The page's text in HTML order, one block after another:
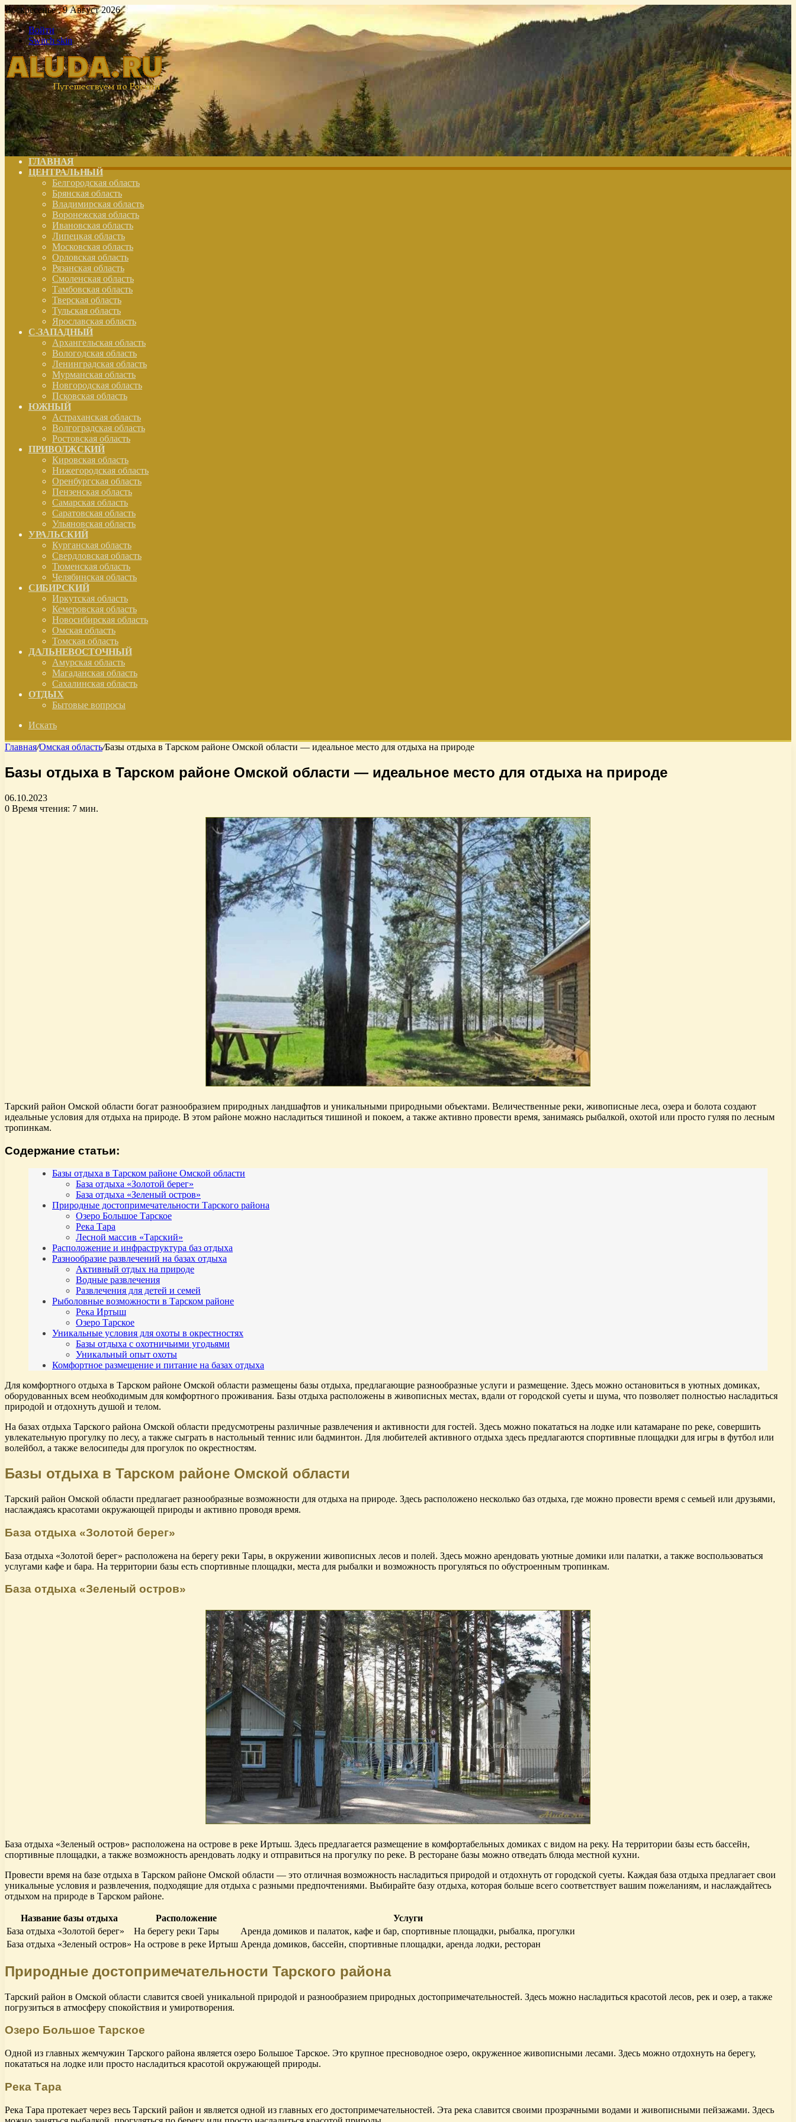
Воскресенье , 9 Август 2026
Войти
Switch skin
ГЛАВНАЯ
ЦЕНТРАЛЬНЫЙ
Белгородская область
Брянская область
Владимирская область
Воронежская область
Ивановская область
Липецкая область
Московская область
Орловская область
Рязанская область
Смоленская область
Тамбовская область
Тверская область
Тульская область
Ярославская область
С-ЗАПАДНЫЙ
Архангельская область
Вологодская область
Ленинградская область
Мурманская область
Новгородская область
Псковская область
ЮЖНЫЙ
Астраханская область
Волгоградская область
Ростовская область
ПРИВОЛЖСКИЙ
Кировская область
Нижегородская область
Оренбургская область
Пензенская область
Самарская область
Саратовская область
Ульяновская область
УРАЛЬСКИЙ
Курганская область
Свердловская область
Тюменская область
Челябинская область
СИБИРСКИЙ
Иркутская область
Кемеровская область
Новосибирская область
Омская область
Томская область
ДАЛЬНЕВОСТОЧНЫЙ
Амурская область
Магаданская область
Сахалинская область
ОТДЫХ
Бытовые вопросы
Искать
Главная/Омская область/Базы отдыха в Тарском районе Омской области — идеальное место для отдыха на природе
Базы отдыха в Тарском районе Омской области — идеальное место для отдыха на природе
06.10.2023
0 Время чтения: 7 мин.
Тарский район Омской области богат разнообразием природных ландшафтов и уникальными природными объектами. Величественные реки, живописные леса, озера и болота создают
идеальные условия для отдыха на природе. В этом районе можно насладиться тишиной и покоем, а также активно провести время, занимаясь рыбалкой, охотой или просто гуляя по лесным
тропинкам.
Содержание статьи:
Базы отдыха в Тарском районе Омской области
База отдыха «Золотой берег»
База отдыха «Зеленый остров»
Природные достопримечательности Тарского района
Озеро Большое Тарское
Река Тара
Лесной массив «Тарский»
Расположение и инфраструктура баз отдыха
Разнообразие развлечений на базах отдыха
Активный отдых на природе
Водные развлечения
Развлечения для детей и семей
Рыболовные возможности в Тарском районе
Река Иртыш
Озеро Тарское
Уникальные условия для охоты в окрестностях
Базы отдыха с охотничьими угодьями
Уникальный опыт охоты
Комфортное размещение и питание на базах отдыха
Для комфортного отдыха в Тарском районе Омской области размещены базы отдыха, предлагающие разнообразные услуги и размещение. Здесь можно остановиться в уютных домиках,
оборудованных всем необходимым для комфортного проживания. Базы отдыха расположены в живописных местах, вдали от городской суеты и шума, что позволяет полностью насладиться
природой и отдохнуть душой и телом.
На базах отдыха Тарского района Омской области предусмотрены различные развлечения и активности для гостей. Здесь можно покататься на лодке или катамаране по реке, совершить
увлекательную прогулку по лесу, а также сыграть в настольный теннис или бадминтон. Для любителей активного отдыха здесь предлагаются спортивные площадки для игры в футбол или
волейбол, а также велосипеды для прогулок по окрестностям.
Базы отдыха в Тарском районе Омской области
Тарский район Омской области предлагает разнообразные возможности для отдыха на природе. Здесь расположено несколько баз отдыха, где можно провести время с семьей или друзьями,
наслаждаясь красотами окружающей природы и активно проводя время.
База отдыха «Золотой берег»
База отдыха «Золотой берег» расположена на берегу реки Тары, в окружении живописных лесов и полей. Здесь можно арендовать уютные домики или палатки, а также воспользоваться
услугами кафе и бара. На территории базы есть спортивные площадки, места для рыбалки и возможность прогуляться по обустроенным тропинкам.
База отдыха «Зеленый остров»
База отдыха «Зеленый остров» расположена на острове в реке Иртыш. Здесь предлагается размещение в комфортабельных домиках с видом на реку. На территории базы есть бассейн,
спортивные площадки, а также возможность арендовать лодку и отправиться на прогулку по реке. В ресторане базы можно отведать блюда местной кухни.
Провести время на базе отдыха в Тарском районе Омской области — это отличная возможность насладиться природой и отдохнуть от городской суеты. Каждая база отдыха предлагает свои
уникальные условия и развлечения, подходящие для отдыха с разными предпочтениями. Выбирайте базу отдыха, которая больше всего соответствует вашим пожеланиям, и наслаждайтесь
отдыхом на природе в Тарском районе.
Название базы отдыха Расположение
Услуги
База отдыха «Золотой берег»
На берегу реки Тары
Аренда домиков и палаток, кафе и бар, спортивные площадки, рыбалка, прогулки
База отдыха «Зеленый остров» На острове в реке Иртыш Аренда домиков, бассейн, спортивные площадки, аренда лодки, ресторан
Природные достопримечательности Тарского района
Тарский район в Омской области славится своей уникальной природой и разнообразием природных достопримечательностей. Здесь можно насладиться красотой лесов, рек и озер, а также
погрузиться в атмосферу спокойствия и умиротворения.
Озеро Большое Тарское
Одной из главных жемчужин Тарского района является озеро Большое Тарское. Это крупное пресноводное озеро, окруженное живописными лесами. Здесь можно отдохнуть на берегу,
покататься на лодке или просто насладиться красотой окружающей природы.
Река Тара
Река Тара протекает через весь Тарский район и является одной из главных его достопримечательностей. Эта река славится своими прозрачными водами и живописными пейзажами. Здесь